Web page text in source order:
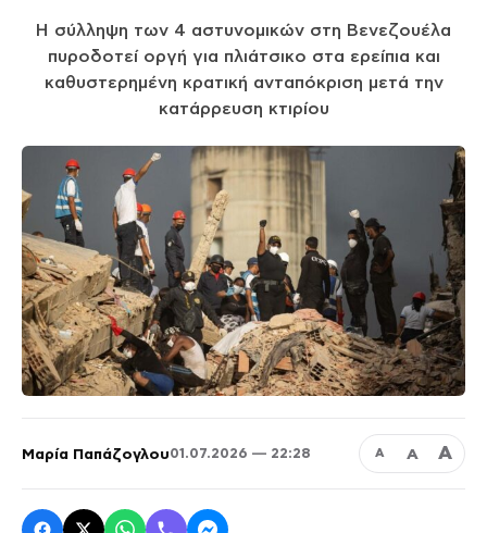
Η σύλληψη των 4 αστυνομικών στη Βενεζουέλα
πυροδοτεί οργή για πλιάτσικο στα ερείπια και
καθυστερημένη κρατική ανταπόκριση μετά την
κατάρρευση κτιρίου
Μαρία Παπάζογλου01.07.2026 — 22:28 Α Α Α